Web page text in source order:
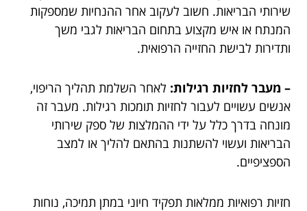
שירותי הבריאות. חשוב לעקוב אחר ההנחיות שמספקות
המנתח או איש מקצוע בתחום הבריאות לגבי משך
ותדירות לבישת החזייה הרפואית.
– מעבר לחזיות רגילות: לאחר השלמת תהליך הריפוי,
אנשים עשויים לעבור לחזיות תומכות רגילות. מעבר זה
מונחה בדרך כלל על ידי ההמלצות של ספק שירותי
הבריאות ועשוי להשתנות בהתאם להליך או למצב
הספציפיים.
חזיות רפואיות ממלאות תפקיד חיוני במתן תמיכה, נוחות